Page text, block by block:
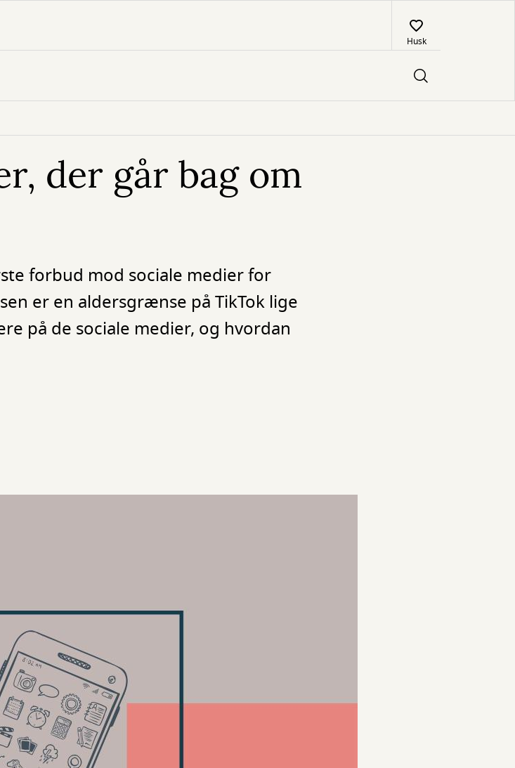
Husk
der går bag om
forbud mod sociale medier for
er en aldersgrænse på TikTok lige
på de sociale medier, og hvordan